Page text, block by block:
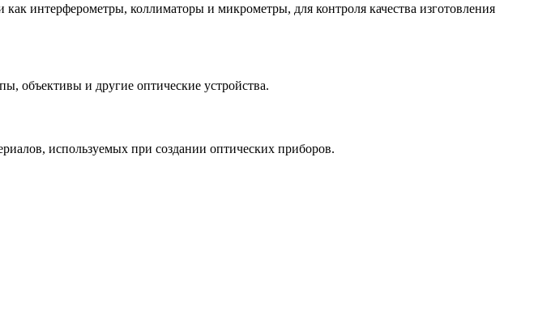
интерферометры, коллиматоры и микрометры, для контроля качества изготовления
объективы и другие оптические устройства.
используемых при создании оптических приборов.